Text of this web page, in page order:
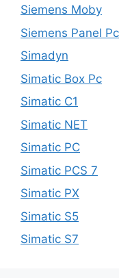
Siemens Moby
Siemens Panel Pc
Simadyn
Simatic Box Pc
Simatic C1
Simatic NET
Simatic PC
Simatic PCS 7
Simatic PX
Simatic S5
Simatic S7